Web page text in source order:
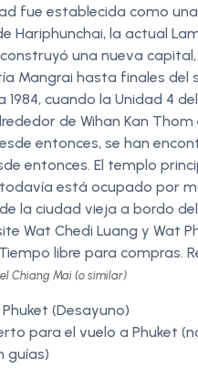
fue establecida como
Hariphunchai, la actual
una nueva
Mangrai hasta finales del
1984, cuando la Unidad 4
de Wihan Kan
entonces, se han
entonces. El templo
está ocupado por
la ciudad vieja a bordo
Wat Chedi Luang y Wat
libre para compras.
Chiang Mai (o similar)
(Desayuno)
para el vuelo a Phuket
guías)